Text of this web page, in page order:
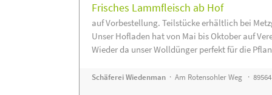
Frisches Lammfleisch ab Hof
auf Vorbestellung. Teilstücke erhältlich bei
Unser Hofladen hat von Mai bis Oktober auf
Wieder da unser Wolldünger perfekt für die
Schäferei Wiedenman · Am Rotensohler Weg ·